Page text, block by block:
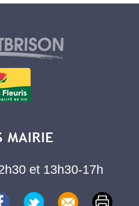
et 13h30-17h